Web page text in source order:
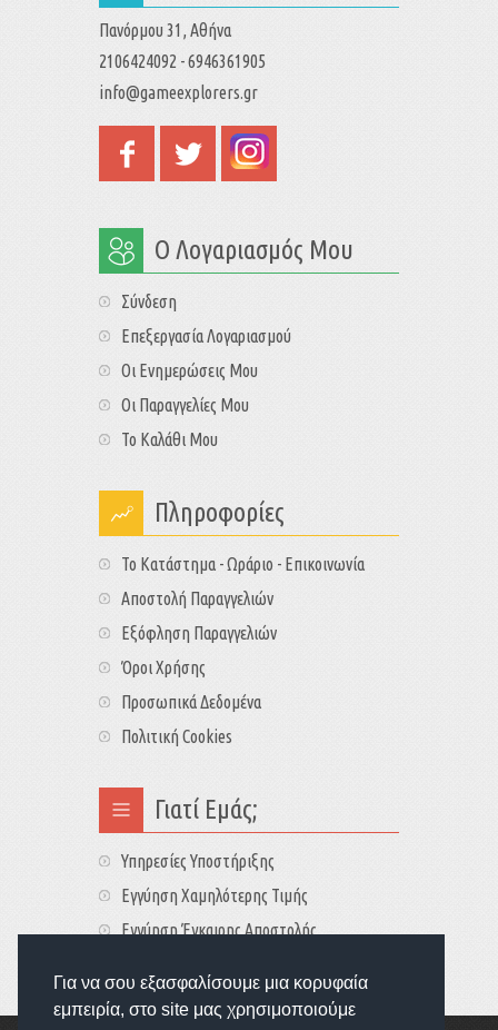
Για να σου εξασφαλίσουμε μια κορυφαία
εμπειρία, στο site μας χρησιμοποιούμε
Πανόρμου 31, Αθήνα
2106424092 - 6946361905
info@gameexplorers.gr
Ο Λογαριασμός Μου
Σύνδεση
Επεξεργασία Λογαριασμού
Οι Ενημερώσεις Μου
Οι Παραγγελίες Μου
Το Καλάθι Μου
Πληροφορίες
Το Κατάστημα - Ωράριο - Επικοινωνία
Αποστολή Παραγγελιών
Εξόφληση Παραγγελιών
Όροι Χρήσης
Προσωπικά Δεδομένα
Πολιτική Cookies
Γιατί Εμάς;
Υπηρεσίες Υποστήριξης
Εγγύηση Χαμηλότερης Τιμής
Εγγύηση Έγκαιρης Αποστολής